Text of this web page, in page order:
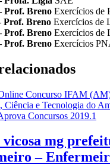
Prof. Breno Exercícios de
Prof. Breno Exercícios de
Prof. Breno Exercícios de
Prof. Breno Exercícios
vicosa mg
–